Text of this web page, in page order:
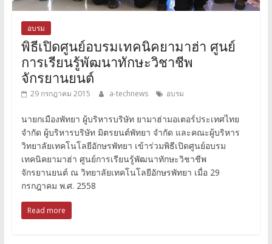
อบรม
พิธีเปิดศูนย์อบรมเทคนิคยามาฮ่า ศูนย์
การเรียนรู้พัฒนาทักษะวิชาชีพ
จักรยานยนต์
29 กรกฎาคม 2015 a-technews อบรม
นายกเมืองพัทยา ผู้บริหารบริษัท ยามาฮ่ามอเตอร์ประเทศไทย
จำกัด ผู้บริหารบริษัท มิตรยนต์พัทยา จำกัด และคณะผู้บริหาร
วิทยาลัยเทคโนโลยีอักษรพัทยา เข้าร่วมพิธีเปิดศูนย์อบรม
เทคนิคยามาฮ่า ศูนย์การเรียนรู้พัฒนาทักษะวิชาชีพ
จักรยานยนต์ ณ วิทยาลัยเทคโนโลยีอักษรพัทยา เมื่อ 29
กรกฎาคม พ.ศ. 2558
Read more